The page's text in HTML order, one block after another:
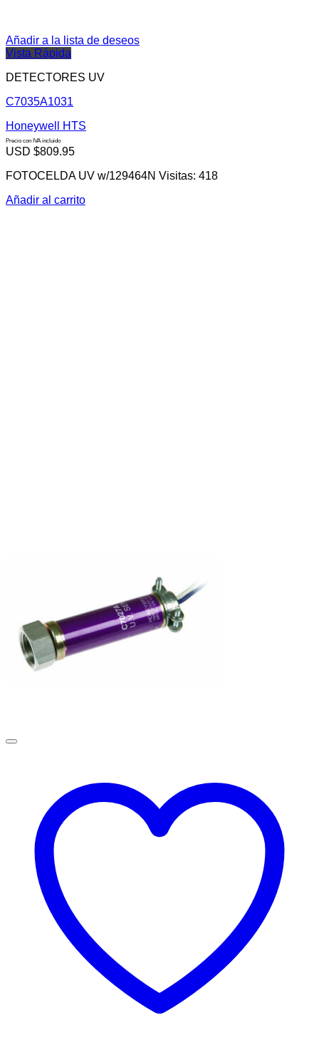
Añadir a la lista de deseos
Vista Rápida
DETECTORES UV
C7035A1031
Honeywell HTS
Precio con IVA incluido
USD $809.95
FOTOCELDA UV w/129464N Visitas: 418
Añadir al carrito